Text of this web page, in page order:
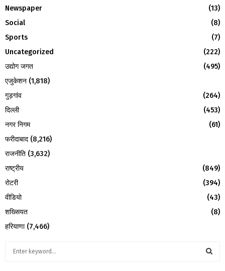
:Newspaper
(13)
Social
(8)
Sports
(7)
Uncategorized
(222)
उद्योग जगत
(495)
एजुकेशन (1,818)
गुड़गांव
(264)
दिल्ली
(453)
नगर निगम
(61)
फरीदाबाद (8,216)
राजनीति (3,632)
राष्ट्रीय
(849)
रोटरी
(394)
वीडियो
(43)
शख्सियत
(8)
हरियाणा(7,466)